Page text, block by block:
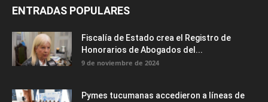
ENTRADAS POPULARES
Fiscalía de Estado crea el Registro de
Honorarios de Abogados del...
9 de noviembre de 2024
Pymes tucumanas accedieron a líneas de